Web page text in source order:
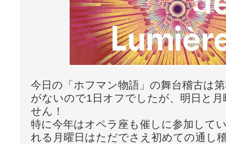
今日の「ホフマン物語」の舞台稽古は
がないので1日オフでしたが、明日と
せん！
特に今年はオペラ座も催しに参加して
れる月曜日はただでさえ初めての通し